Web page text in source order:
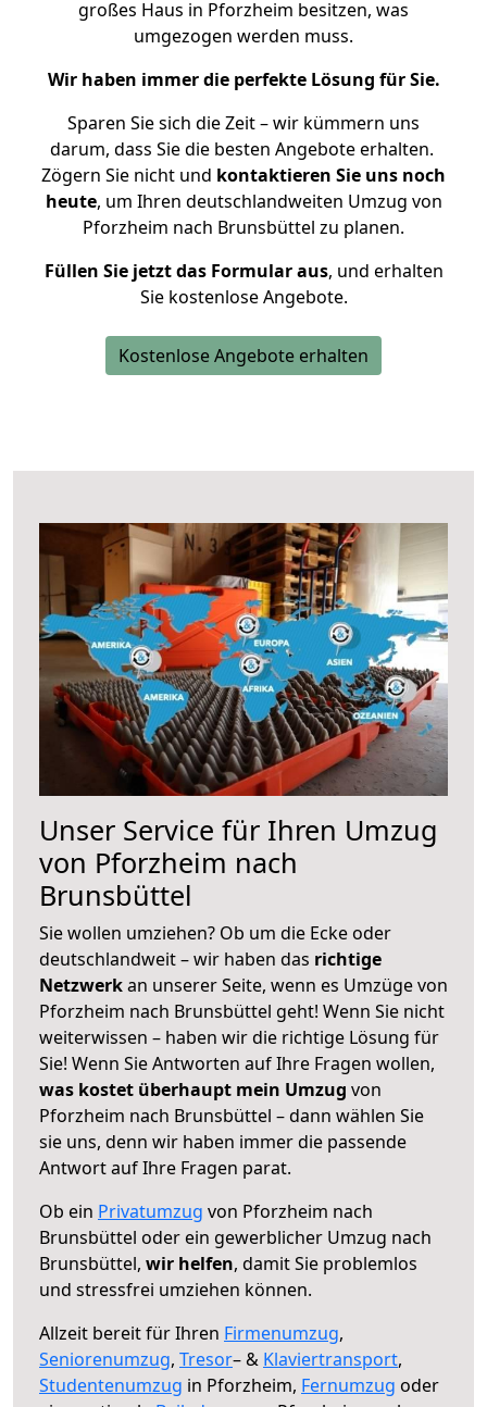
großes Haus in Pforzheim besitzen, was
umgezogen werden muss.
Wir haben immer die perfekte Lösung für Sie.
Sparen Sie sich die Zeit – wir kümmern uns
darum, dass Sie die besten Angebote erhalten.
Zögern Sie nicht und kontaktieren Sie uns noch
heute, um Ihren deutschlandweiten Umzug von
Pforzheim nach Brunsbüttel zu planen.
Füllen Sie jetzt das Formular aus, und erhalten
Sie kostenlose Angebote.
Kostenlose Angebote erhalten
Unser Service für Ihren Umzug
von Pforzheim nach
Brunsbüttel
Sie wollen umziehen? Ob um die Ecke oder
deutschlandweit – wir haben das richtige
Netzwerkan unserer Seite, wenn es Umzüge von
Pforzheim nach Brunsbüttel geht! Wenn Sie nicht
weiterwissen – haben wir die richtige Lösung für
Sie! Wenn Sie Antworten auf Ihre Fragen wollen,
was kostet überhaupt mein Umzug von
Pforzheim nach Brunsbüttel – dann wählen Sie
sie uns, denn wir haben immer die passende
Antwort auf Ihre Fragen parat.
Ob ein Privatumzug von Pforzheim nach
Brunsbüttel oder ein gewerblicher Umzug nach
Brunsbüttel, wir helfen, damit Sie problemlos
und stressfrei umziehen können.
Allzeit bereit für Ihren Firmenumzug,
Seniorenumzug, Tresor– & Klaviertransport,
Studentenumzug in Pforzheim, Fernumzug oder